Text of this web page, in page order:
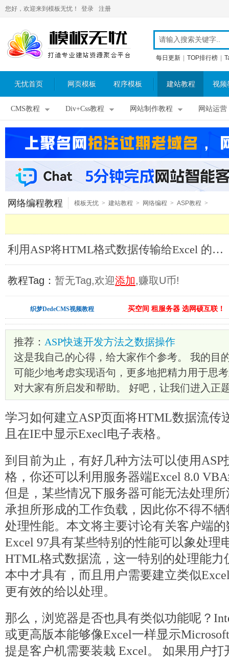
您好，欢迎来到模板无忧！ 登录 注册
每日更新 TOP排行榜
无忧首页 网页模板 程序模板 建站教程 视频
CMS教程 Div+Css教程 网站制作教程 网站运营
网络编程教程 模板无忧 > 建站教程 > 网络编程 > ASP教程 >
利用ASP将HTML格式数据传输给Excel 的技巧_ASP教程
教程Tag： 暂无Tag,欢迎添加,赚取U币!
织梦DedeCMS视频教程 买空间 租服务器 选网硕互联！
推荐： ASP快速开发方法之数据操作
这是我自己的心得，给大家作个参考。 我的目
可能少地考虑实现语句，更多地把精力用于思
对大家有所启发和帮助。 好吧，让我们进入正
学习如何建立ASP页面将HTML数据流传
且在IE中显示Execl电子表格。
到目前为止，有好几种方法可以使用ASP
格，你还可以利用服务器端Excel 8.0
但是，某些情况下服务器可能无法处理
承担所形成的工作负载，因此你不得不
处理性能。本文将主要讨论有关客户端
Excel 97具有某些特别的性能可以象处理
HTML格式数据流，这一特别的处理能力
本中才具有，而且用户需要建立类似
更有效的给以处理。
那么，浏览器是否也具有类似功能呢？
或更高版本能够像Excel一样显示
提是客户机需要装栽 Excel。 如果用户